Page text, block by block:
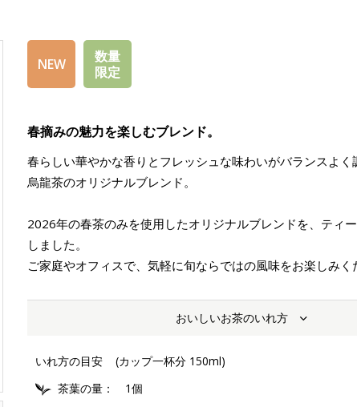
NEW
数量
限定
春摘みの魅力を楽しむブレンド。
春らしい華やかな香りとフレッシュな味わいがバランスよく
烏龍茶のオリジナルブレンド。
2026年の春茶のみを使用したオリジナルブレンドを、ティ
しました。
ご家庭やオフィスで、気軽に旬ならではの風味をお楽しみく
おいしいお茶のいれ方
いれ方の目安
(カップ一杯分 150ml)
茶葉の量
1個